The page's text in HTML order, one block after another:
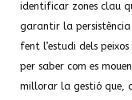
identificar zones clau
garantir la persistència
fent l’estudi dels
per saber com es
millorar la gestió que,